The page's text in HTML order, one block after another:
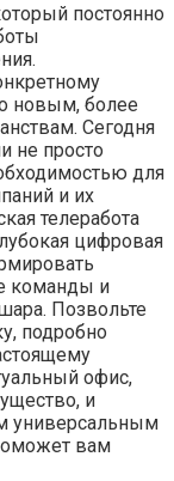
постоянно
новым, более
Сегодня
не просто
для
и их
телеработа
цифровая
команды и
Позвольте
подробно
офис,
и
универсальным
вам